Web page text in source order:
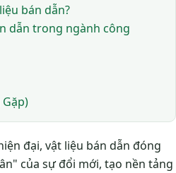
bán dẫn?
dẫn trong ngành công
đại, vật liệu bán dẫn đóng
của sự đổi mới, tạo nền tảng